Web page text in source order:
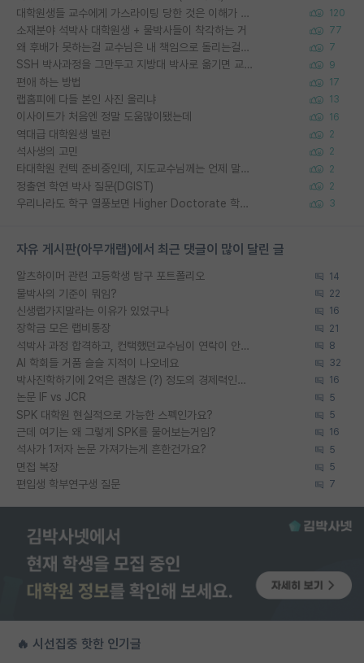
대학원생들 교수에게 가스라이팅 당한 것은 이해가 갑니다. 안타깝네요. 120
소재분야 석박사 대학원생 + 물박사들이 착각하는 거 77
왜 후배가 못하는걸 교수님은 내 책임으로 돌리는걸까요? 7
SSH 박사과정을 그만두고 지방대 박사로 옮기면 교수의 꿈은 끝일까요? 9
편애 하는 방법 17
랩홈피에 다들 본인 사진 올리냐 13
이사이트가 처음엔 정말 도움많이됐는데 16
역대급 대학원생 빌런 2
석사생의 고민 2
타대학원 컨텍 준비중인데, 지도교수님께는 언제 말씀드려야 할까요? 2
정출연 학연 박사 질문(DGIST) 2
우리나라도 학구 열풍보면 Higher Doctorate 학위가 필요하다고 봅니다. 3
자유 게시판(아무개랩)에서 최근 댓글이 많이 달린 글
알츠하이머 관련 고등학생 탐구 포트폴리오 14
물박사의 기준이 뭐임? 22
신생랩가지말라는 이유가 있었구나 16
장학금 모은 랩비통장 21
석박사 과정 합격하고, 컨택했던교수님이 연락이 안됩니다... 8
AI 학회들 거품 슬슬 지적이 나오네요 32
박사진학하기에 2억은 괜찮은 (?) 정도의 경제력인가요 16
논문 IF vs JCR 5
SPK 대학원 현실적으로 가능한 스펙인가요? 5
근데 여기는 왜 그렇게 SPK를 물어보는거임? 16
석사가 1저자 논문 가져가는게 흔한건가요? 5
면접 복장 5
편입생 학부연구생 질문 7
🔥 시선집중 핫한 인기글